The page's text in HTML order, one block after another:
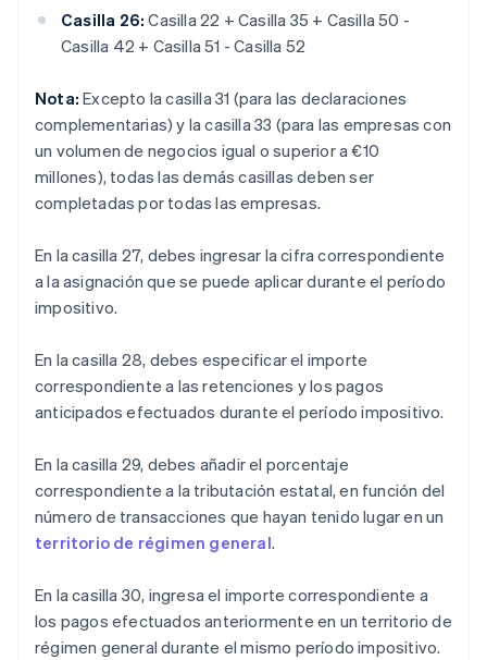
Casilla 26: Casilla 22 + Casilla 35 + Casilla 50 -
Casilla 42 + Casilla 51 - Casilla 52
Nota: Excepto la casilla 31 (para las declaraciones
complementarias) y la casilla 33 (para las empresas con
un volumen de negocios igual o superior a €10
millones), todas las demás casillas deben ser
completadas por todas las empresas.
En la casilla 27, debes ingresar la cifra correspondiente
a la asignación que se puede aplicar durante el período
impositivo.
En la casilla 28, debes especificar el importe
correspondiente a las retenciones y los pagos
anticipados efectuados durante el período impositivo.
En la casilla 29, debes añadir el porcentaje
correspondiente a la tributación estatal, en función del
número de transacciones que hayan tenido lugar en un
territorio de régimen general.
En la casilla 30, ingresa el importe correspondiente a
los pagos efectuados anteriormente en un territorio de
régimen general durante el mismo período impositivo.